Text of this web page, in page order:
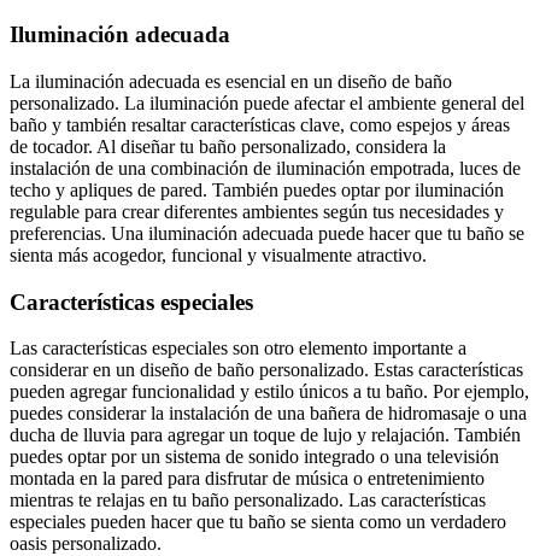
Iluminación adecuada
La iluminación adecuada es esencial en un diseño de baño
personalizado. La iluminación puede afectar el ambiente general del
baño y también resaltar características clave, como espejos y áreas
de tocador. Al diseñar tu baño personalizado, considera la
instalación de una combinación de iluminación empotrada, luces de
techo y apliques de pared. También puedes optar por iluminación
regulable para crear diferentes ambientes según tus necesidades y
preferencias. Una iluminación adecuada puede hacer que tu baño se
sienta más acogedor, funcional y visualmente atractivo.
Características especiales
Las características especiales son otro elemento importante a
considerar en un diseño de baño personalizado. Estas características
pueden agregar funcionalidad y estilo únicos a tu baño. Por ejemplo,
puedes considerar la instalación de una bañera de hidromasaje o una
ducha de lluvia para agregar un toque de lujo y relajación. También
puedes optar por un sistema de sonido integrado o una televisión
montada en la pared para disfrutar de música o entretenimiento
mientras te relajas en tu baño personalizado. Las características
especiales pueden hacer que tu baño se sienta como un verdadero
oasis personalizado.